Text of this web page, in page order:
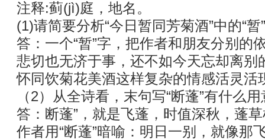
注释:蓟(jì)庭，地名。
(1)请简要分析“今日暂同芳菊酒”中的“
答：一个“暂”字，把作者和朋友分别的
悲切也无济于事，还不如今天忘却离别
怀同饮菊花美酒这样复杂的情感活灵活
（2）从全诗看，末句写“断蓬”有什么
答：断蓬”，就是飞蓬，时值深秋，蓬
作者用“断蓬”暗喻：明日一别，就像那